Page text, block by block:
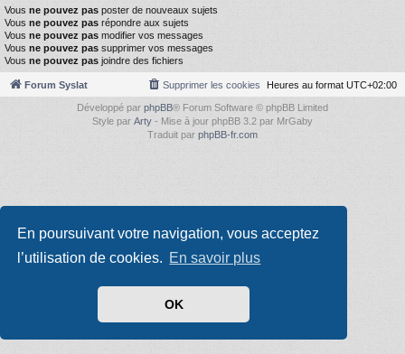
En poursuivant votre navigation, vous acceptez
l’utilisation de cookies. En savoir plus
OK
Vous ne pouvez pas poster de nouveaux sujets
Vous ne pouvez pas répondre aux sujets
Vous ne pouvez pas modifier vos messages
Vous ne pouvez pas supprimer vos messages
Vous ne pouvez pas joindre des fichiers
Forum Syslat Heures au format UTC+02:00
Supprimer les cookies
Développé par phpBB® Forum Software © phpBB Limited
Style par Arty - Mise à jour phpBB 3.2 par MrGaby
Traduit par phpBB-fr.com